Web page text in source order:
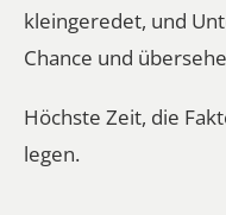
kleingeredet, und
Chance und
Höchste Zeit, die
legen.